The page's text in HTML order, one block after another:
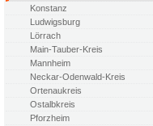
Konstanz
Ludwigsburg
Lörrach
Main-Tauber-Kreis
Mannheim
Neckar-Odenwald-Kreis
Ortenaukreis
Ostalbkreis
Pforzheim